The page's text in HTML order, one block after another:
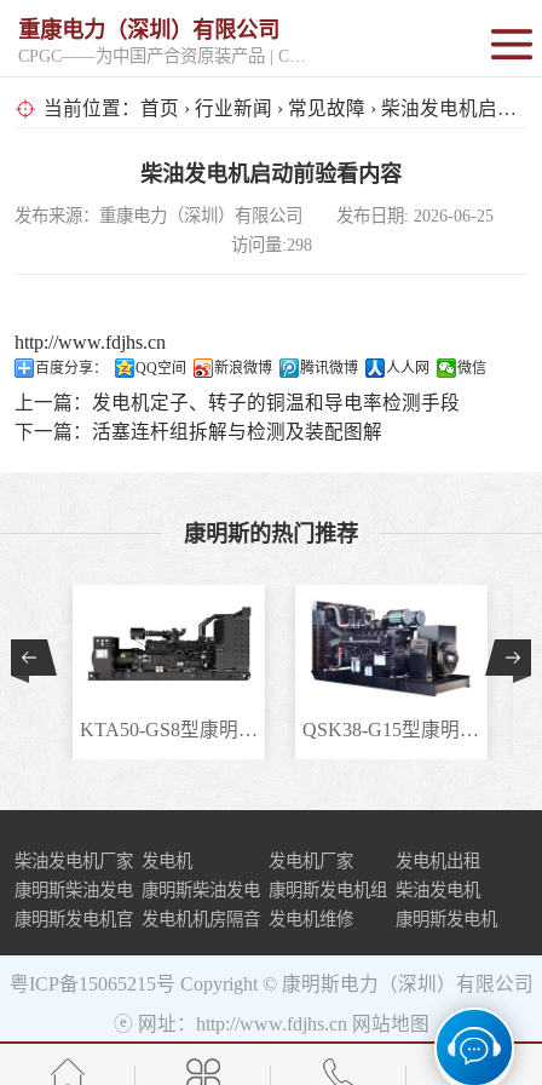
重康电力（深圳）有限公司
当前位置： 首页 › 行业新闻 › 常见故障 › 柴油发电机启动前验看内容
柴油发电机启动前验看内容
发布来源：重康电力（深圳）有限公司 发布日期: 2026-06-25
访问量:298
http://www.fdjhs.cn
百度分享： QQ空间 新浪微博 腾讯微博 人人网 微信
上一篇： 发电机定子、转子的铜温和导电率检测手段
下一篇： 活塞连杆组拆解与检测及装配图解
康明斯的热门推荐
KTA50-GS8型康明斯柴.. QSK38-G15型康明斯柴..
柴油发电机厂家 发电机 发电机厂家
发电机出租
康明斯柴油发电
机组
康明斯柴油发电
机
康明斯发电机组 柴油发电机
康明斯发电机官 发电机机房隔音 发电机维修 康明斯发电机
粤ICP备15065215号 Copyright © 康明斯电力（深圳）有限公司
ⓔ 网址：http://www.fdjhs.cn 网站地图
固定开架式
移动电站